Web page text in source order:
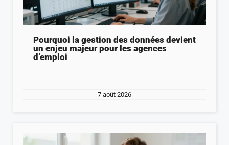
Pourquoi la gestion des données devient
un enjeu majeur pour les agences
d’emploi
7 août 2026